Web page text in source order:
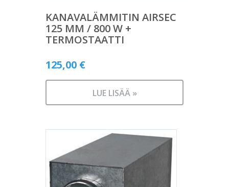
KANAVALÄMMITIN AIRSEC
125 MM / 800 W +
TERMOSTAATTI
125,00 €
LUE LISÄÄ »